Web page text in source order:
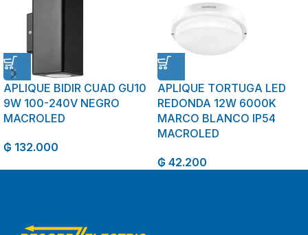
APLIQUE BIDIR CUAD GU10
9W 100-240V NEGRO
MACROLED
₲ 132.000
APLIQUE TORTUGA LED
REDONDA 12W 6000K
MARCO BLANCO IP54
MACROLED
₲ 42.200